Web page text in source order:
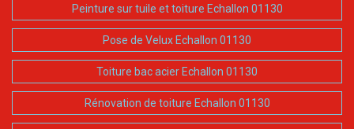
Peinture sur tuile et toiture Echallon 01130
Pose de Velux Echallon 01130
Toiture bac acier Echallon 01130
Rénovation de toiture Echallon 01130